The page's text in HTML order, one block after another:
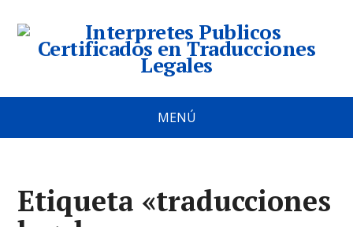
MENÚ
Etiqueta «traducciones